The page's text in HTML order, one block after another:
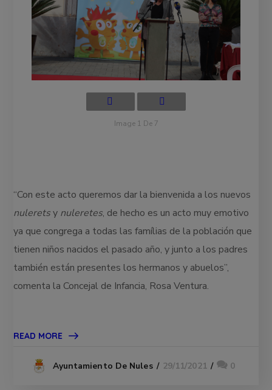
Image 1 De 7
“Con este acto queremos dar la bienvenida a los nuevos
nuleretsy nuleretes, de hecho es un acto muy emotivo
ya que congrega a todas las famílias de la población que
tienen niños nacidos el pasado año, y junto a los padres
también están presentes los hermanos y abuelos”,
comenta la Concejal de Infancia, Rosa Ventura.
READ MORE
Ayuntamiento De Nules 29/11/2021 0